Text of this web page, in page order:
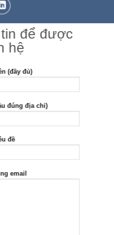
để được
hệ
(đầy đủ)
đúng địa chỉ)
đề
email